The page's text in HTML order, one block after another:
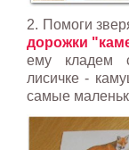
2. Помоги
дорожки
ему кладем
лисичке -
самые